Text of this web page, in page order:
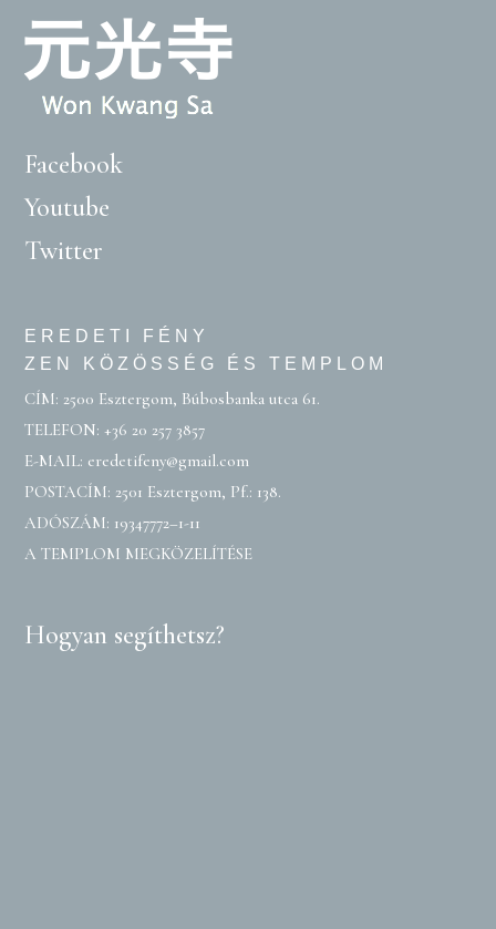
Facebook
Youtube
Twitter
EREDETI FÉNY
ZEN KÖZÖSSÉG ÉS TEMPLOM
CÍM: 2500 Esztergom, Búbosbanka utca 61.
TELEFON:+36 20 257 3857
E-MAIL: eredetifeny@gmail.com
POSTACÍM: 2501 Esztergom, Pf.: 138.
ADÓSZÁM: 19347772–1-11
A TEMPLOM MEGKÖZELÍTÉSE
Hogyan segíthetsz?